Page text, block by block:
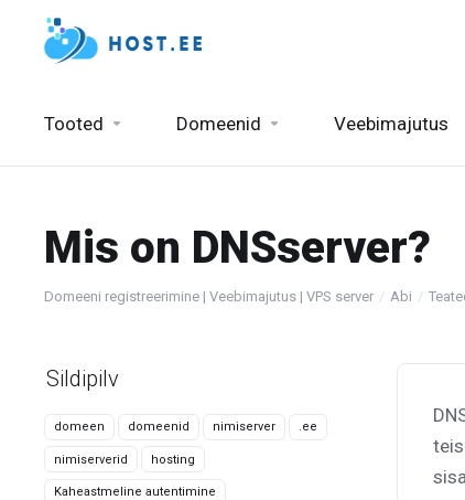
Tooted Domeenid Veebimajutus
Mis on DNSserver?
Domeeni registreerimine | Veebimajutus | VPS server Abi
Sildipilv
domeen domeenid nimiserver .ee
nimiserverid hosting
Kaheastmeline autentimine